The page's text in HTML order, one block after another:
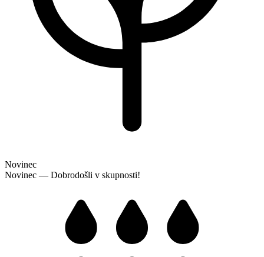
Novinec
Novinec — Dobrodošli v skupnosti!